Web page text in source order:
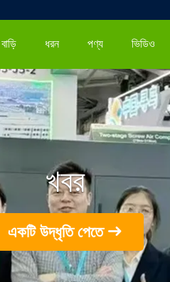
বাড়ি ধরন পণ্য ভিডিও
খবর
একটি উদ্ধৃতি পেতে